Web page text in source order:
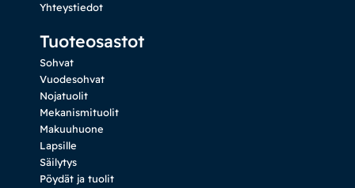
Yhteystiedot
Tuoteosastot
Sohvat
Vuodesohvat
Nojatuolit
Mekanismituolit
Makuuhuone
Lapsille
Säilytys
Pöydät ja tuolit